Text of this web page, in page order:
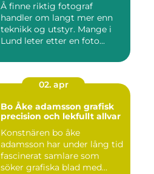
Å finne riktig fotograf
handler om langt mer enn
teknikk og utstyr. Mange i
Lund leter etter en foto...
02. apr
Bo Åke adamsson grafisk
precision och lekfullt allvar
Konstnären bo åke
adamsson har under lång tid
fascinerat samlare som
söker grafiska blad med